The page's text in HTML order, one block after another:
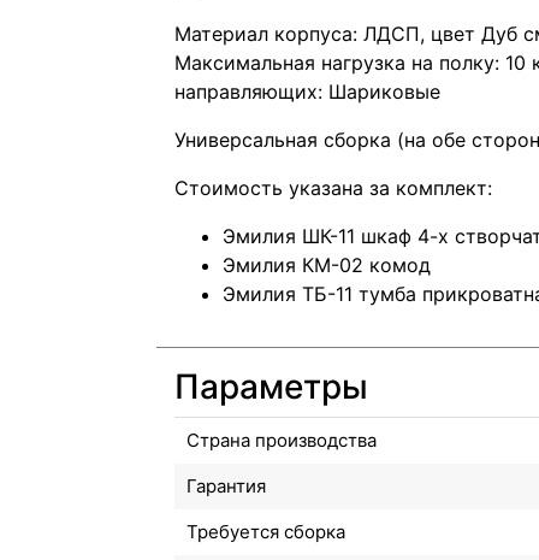
Материал корпуса: ЛДСП, цвет Дуб
Максимальная нагрузка на полку:
направляющих: Шариковые
Универсальная сборка (на обе
Стоимость указана за комплект:
Эмилия ШК-11 шкаф 4-х
Эмилия КМ-02 комод
Эмилия ТБ-11 тумба
Параметры
Страна производства
Гарантия
Требуется сборка